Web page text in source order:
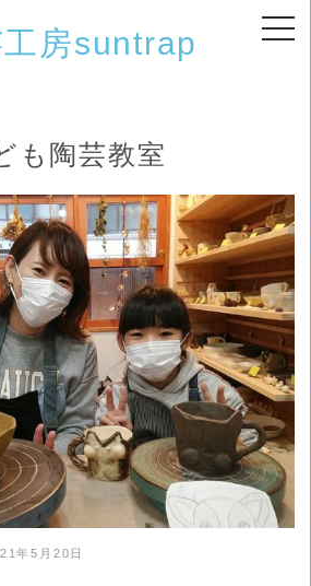
工房suntrap
も陶芸教室
年5月20日